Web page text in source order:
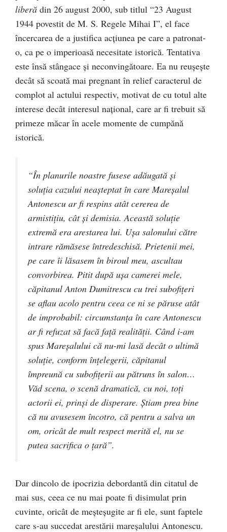
liberă din 26 august 2000, sub titlul “23 August
1944 povestit de M. S. Regele Mihai I”, el face
încercarea de a justifica acţiunea pe care a patronat-
o, ca pe o imperioasă necesitate istorică. Tentativa
este însă stângace şi neconvingătoare. Ea nu reuşeşte
decât să scoată mai pregnant în relief caracterul de
complot al actului respectiv, motivat de cu totul alte
interese decât interesul naţional, care ar fi trebuit să
primeze măcar în acele momente de cumpănă
istorică.
“În planurile noastre fusese adăugată şi
soluţia cazului neaşteptat în care Mareşalul
Antonescu ar fi respins atât cererea de
armistiţiu, cât şi demisia. Această soluţie
extremă era arestarea lui. Uşa salonului către
intrare rămăsese întredeschisă. Prietenii mei,
pe care îi lăsasem în biroul meu, ascultau
convorbirea. Pitit după uşa camerei mele,
căpitanul Anton Dumitrescu cu trei subofiţeri
se aflau acolo pentru ceea ce ni se păruse atât
de improbabil: circumstanţa în care Antonescu
ar fi refuzat să facă faţă realităţii. Când i-am
spus Mareşalului că nu-mi lasă decât o ultimă
soluţie, conform înţelegerii, căpitanul
împreună cu subofiţerii au pătruns în salon…
Văd scena, o scenă dramatică, cu noi, toţi
actorii ei, prinşi de disperare. Ştiam prea bine
că nu avusesem încotro, că pentru a salva un
om, oricât de mult respect merită el, nu se
putea sacrifica o ţară”.
Dar dincolo de ipocrizia debordantă din citatul de
mai sus, ceea ce nu mai poate fi disimulat prin
cuvinte, oricât de meşteşugite ar fi ele, sunt faptele
care s-au succedat arestării mareşalului Antonescu.